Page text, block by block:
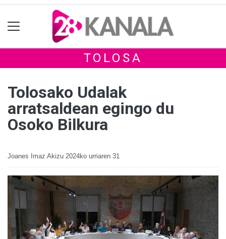
TOLOSA
Tolosako Udalak
arratsaldean egingo du
Osoko Bilkura
Joanes Imaz Akizu 2024ko urriaren 31